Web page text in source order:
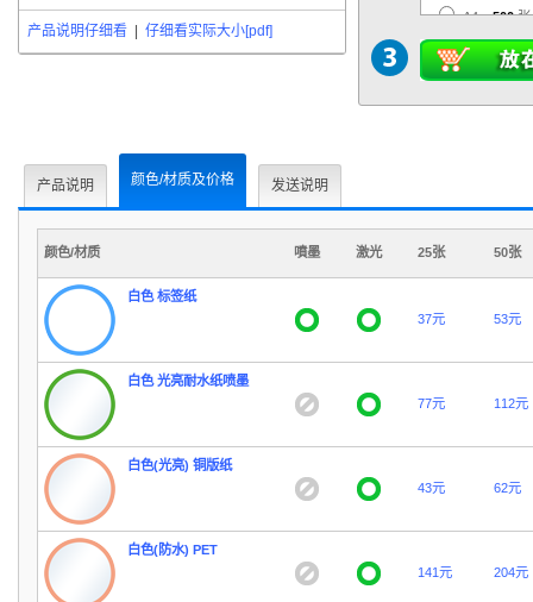
产品说明仔细看 仔细看实际大小[pdf]
A4 x500张
1,000
产品说明 颜色/材质及价格 发送说明
颜色/材质 噴墨 激光 25张 50张
白色 标签纸
37元
53元
白色 光亮耐水纸喷墨
77元
112元
白色(光亮) 铜版纸
43元
62元
白色(防水) PET
141元
204元